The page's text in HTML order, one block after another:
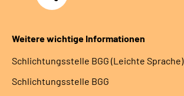
Weitere wichtige Informationen
Schlich­tungs­stel­le BGG (Leichte Sprache)
Schlich­tungs­stel­le BGG